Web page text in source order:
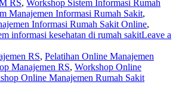
RS, Workshop Sistem Informasi Rumah
Manajemen Informasi Rumah Sakit,
Informasi Rumah Sakit Online,
informasi kesehatan di rumah sakitLeave a
RS, Pelatihan Online Manajemen
Manajemen RS, Workshop Online
Online Manajemen Rumah Sakit